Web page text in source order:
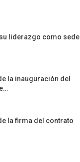
liderazgo como sede
la inauguración del
la firma del contrato